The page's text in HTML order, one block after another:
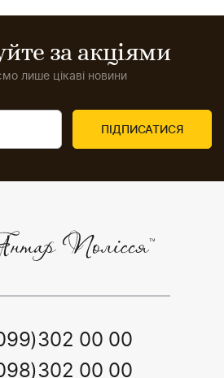
за акціями
лише цікаві новини
00 00
00 00